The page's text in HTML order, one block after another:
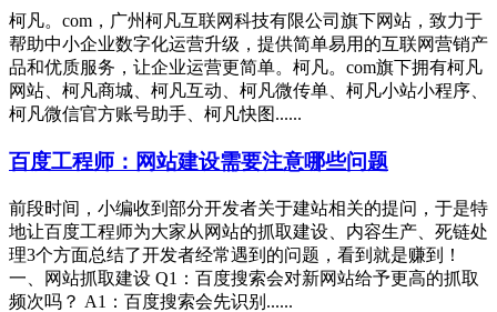
柯凡。com，广州柯凡互联网科技有限公司旗下网站，致力于
帮助中小企业数字化运营升级，提供简单易用的互联网营销产
品和优质服务，让企业运营更简单。柯凡。com旗下拥有柯凡
网站、柯凡商城、柯凡互动、柯凡微传单、柯凡小站小程序、
柯凡微信官方账号助手、柯凡快图......
百度工程师：网站建设需要注意哪些问题
前段时间，小编收到部分开发者关于建站相关的提问，于是特
地让百度工程师为大家从网站的抓取建设、内容生产、死链处
理3个方面总结了开发者经常遇到的问题，看到就是赚到！
一、网站抓取建设 Q1：百度搜索会对新网站给予更高的抓取
频次吗？ A1：百度搜索会先识别......